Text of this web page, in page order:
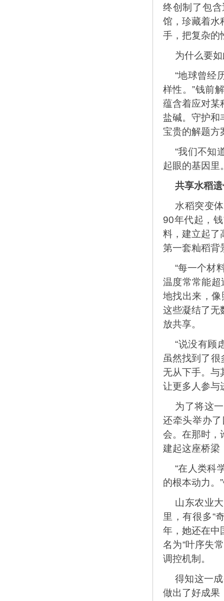
终创制了包
馆，珍藏着水
手，把复杂的
为什么要
“地球曾经
样性。”钱前
蕴含着应对
盐碱。守护和
宝贵的解题方
“我们不知
起眼的基因里
共享水稻
水稻突变
90年代起，
料，建立起了
第一套籼稻背
“每一个材
温度常常能超
地找出来，像
这些凝结了无
放共享。
“说没有顾
虽然找到了很
无从下手。与
让更多人参与
为了将这
还牵头举办
会。在那时，
建起这座桥梁
“在人类科
的根本动力。
山东农业
里，有很多“
年，她还在中
名为“叶序失
调控机制。
得知这一
做出了好成果